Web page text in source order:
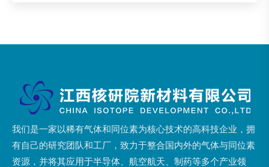
我们是一家以稀有气体和同位素为核心技术的高科技企业，拥
有自己的研究团队和工厂，致力于整合国内外的气体与同位素
资源，并将其应用于半导体、航空航天、制药等多个产业领